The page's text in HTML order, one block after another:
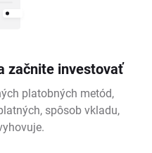
začnite investovať
platobných metód,
spôsob vkladu,